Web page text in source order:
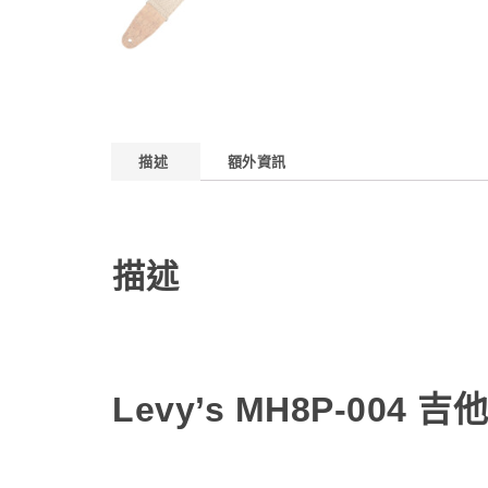
描述 額外資訊
描述
Levy’s MH8P-004 吉